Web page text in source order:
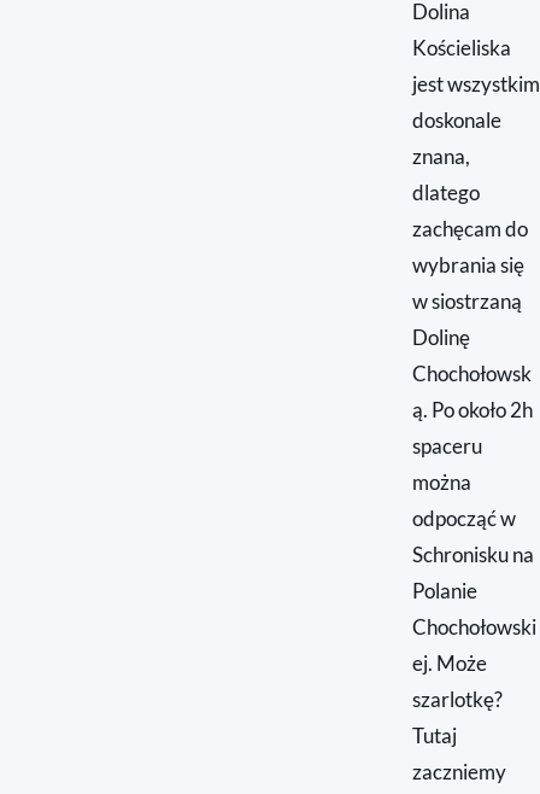
Dolina
Kościeliska
jest wszystkim
doskonale
znana,
dlatego
zachęcam do
wybrania się
w siostrzaną
Dolinę
Chochołowsk
ą. Po około 2h
spaceru
można
odpocząć w
Schronisku na
Polanie
Chochołowski
ej. Może
szarlotkę?
Tutaj
zaczniemy